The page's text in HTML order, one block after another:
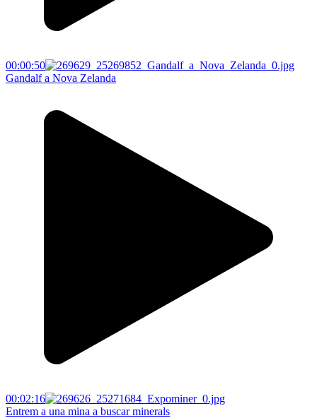
00:00:50
Gandalf a Nova Zelanda
00:02:16
Entrem a una mina a buscar minerals